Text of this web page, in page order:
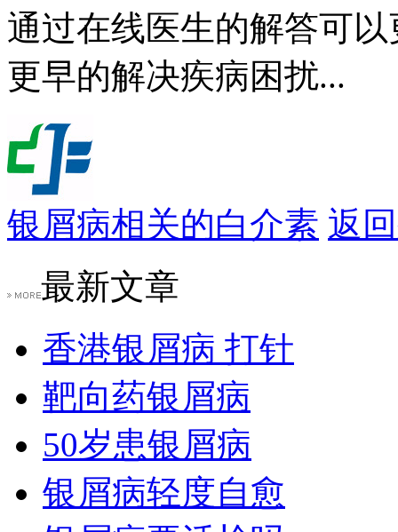
通过在线医生的解答可
更早的解决疾病困扰...
银屑病相关的白介素 返
最新文章
香港银屑病 打针
靶向药银屑病
50岁患银屑病
银屑病轻度自愈